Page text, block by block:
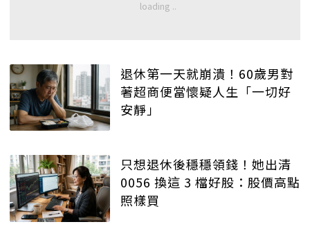
退休第一天就崩潰！60歲男對
著超商便當懷疑人生「一切好
安靜」
只想退休後穩穩領錢！她出清
0056 換這 3 檔好股：股價高點
照樣買